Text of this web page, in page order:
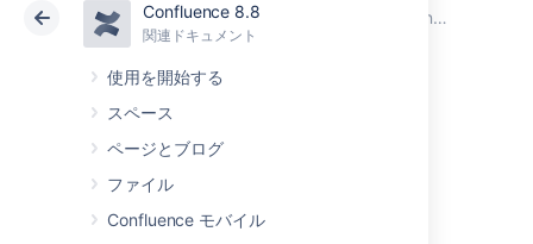
Confluence 8.8
関連ドキュメント
使用を開始する
スペース
ページとブログ
ファイル
Confluence モバイル
アトラシアン サポート 関連ドキュメント
Confluence 管理者ガイド
クラウド Data Center 8.8
Confluence 環境を
設定する